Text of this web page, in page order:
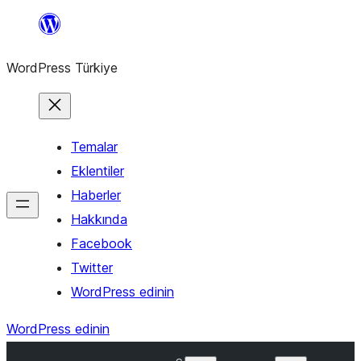
İçeriğe
WordPress Türkiye
Temalar
Eklentiler
Haberler
Hakkında
Facebook
Twitter
WordPress edinin
WordPress edinin